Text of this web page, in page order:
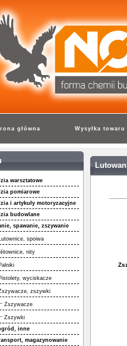
główna Wysyłka towaru
warsztatowe
pomiarowe
i artykuły motoryzacyjne
budowlane
spawanie, zszywanie
spoiwa
nity
wyciskacze
zszywki
Zszywacze
Zszywki
inne
magazynowanie